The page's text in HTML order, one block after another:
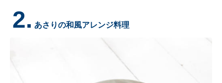
2. あさりの和風アレンジ料理